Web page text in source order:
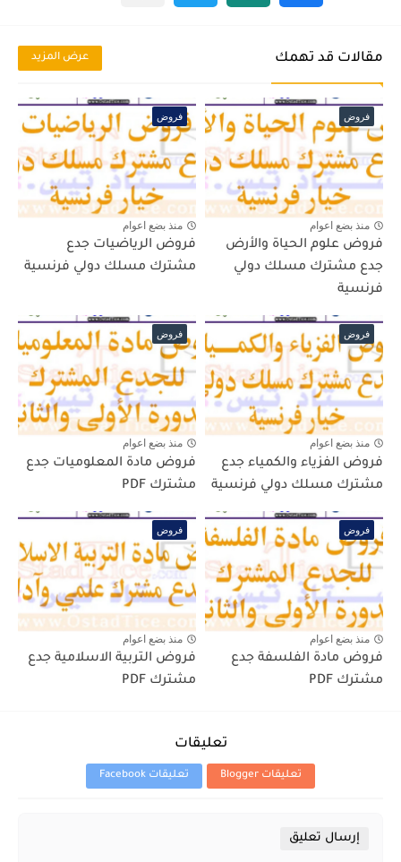
مقالات قد تهمك عرض المزيد
فروض
منذ بضع اعوام
فروض علوم الحياة والأرض
جدع مشترك مسلك دولي
فرنسية
فروض
منذ بضع اعوام
فروض الرياضيات جدع
مشترك مسلك دولي فرنسية
فروض
منذ بضع اعوام
فروض الفزياء والكمياء جدع
مشترك مسلك دولي فرنسية
فروض
منذ بضع اعوام
فروض مادة المعلوميات جدع
مشترك PDF
فروض
منذ بضع اعوام
فروض مادة الفلسفة جدع
مشترك PDF
فروض
منذ بضع اعوام
فروض التربية الاسلامية جدع
مشترك PDF
تعليقات
تعليقات Blogger تعليقات Facebook
إرسال تعليق